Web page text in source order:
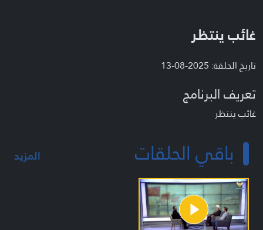
غائب ينتظر
تاريخ الحلقة: 2025-08-13
تعريف البرنامج
غائب ينتظر
باقي الحلقات المزيد